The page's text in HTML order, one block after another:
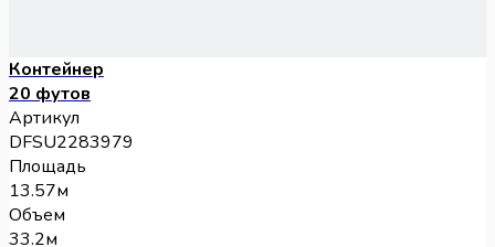
Контейнер
20 футов
Артикул
DFSU2283979
Площадь
13.57м
Объем
33.2м